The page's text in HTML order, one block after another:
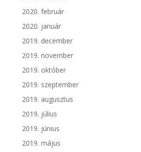
2020. február
2020. január
2019. december
2019. november
2019. október
2019. szeptember
2019. augusztus
2019. július
2019. június
2019. május